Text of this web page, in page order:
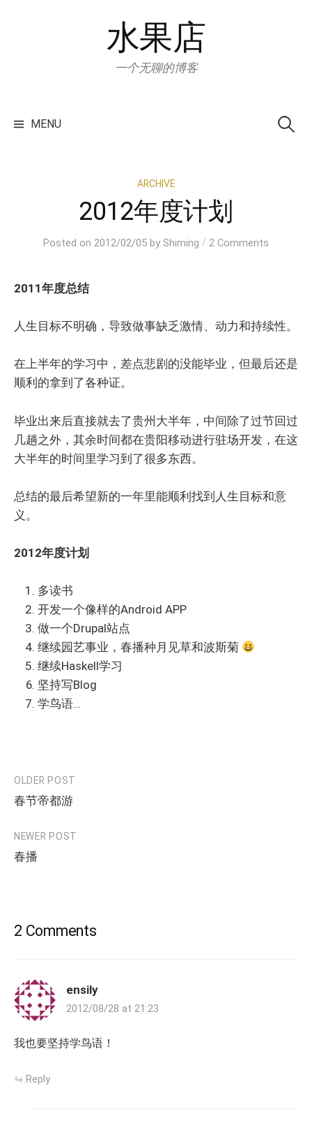
水果店
一个无聊的博客
MENU for:
ARCHIVE
2012年度计划
Posted on 2012/02/05 by Shiming / 2 Comments
2011年度总结
人生目标不明确，导致做事缺乏激情、动力和持续性。
在上半年的学习中，差点悲剧的没能毕业，但最后还是
顺利的拿到了各种证。
毕业出来后直接就去了贵州大半年，中间除了过节回过
几趟之外，其余时间都在贵阳移动进行驻场开发，在这
大半年的时间里学习到了很多东西。
总结的最后希望新的一年里能顺利找到人生目标和意
义。
2012年度计划
多读书
开发一个像样的Android APP
做一个Drupal站点
继续园艺事业，春播种月见草和波斯菊
继续Haskell学习
坚持写Blog
学鸟语…
Post
navigation
OLDER POST
春节帝都游
NEWER POST
春播
2 Comments
ensily
2012/08/28 at 21:23
我也要坚持学鸟语！
Reply